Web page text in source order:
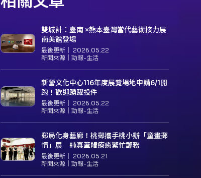
雙城計：臺南 ×熊本臺灣當代藝術接力展
南美館登場
最後更新｜ 2026.05.22
新聞來源｜ 勁報-生活
新營文化中心116年度展覽場地申請6/1開
跑！歡迎踴躍投件
最後更新｜ 2026.05.22
新聞來源｜ 勁報-生活
郵局化身藝廊！桃郵攜手桃小辦「童畫郵
情」展 純真筆觸療癒繁忙郵務
最後更新｜ 2026.05.21
新聞來源｜ 勁報-生活